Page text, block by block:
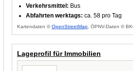
Verkehrsmittel: Bus
Abfahrten werktags: ca. 58 pro Tag
Kartendaten ©OpenStreetMap , ÖPNV-Daten ©
Lageprofil für Immobilien